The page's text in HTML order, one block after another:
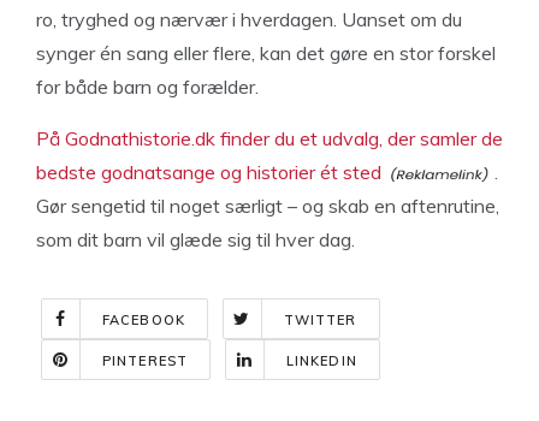
ro, tryghed og nærvær i hverdagen. Uanset om du
synger én sang eller flere, kan det gøre en stor forskel
for både barn og forælder.
På Godnathistorie.dk finder du et udvalg, der samler de
bedste godnatsange og historier ét sted
.
Gør sengetid til noget særligt – og skab en aftenrutine,
som dit barn vil glæde sig til hver dag.
FACEBOOK TWITTER
PINTEREST LINKEDIN